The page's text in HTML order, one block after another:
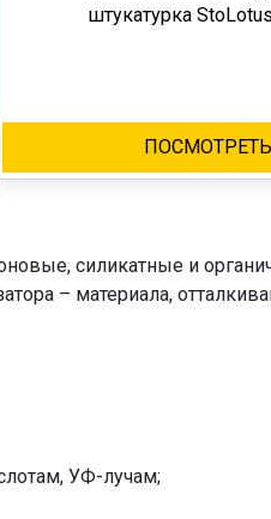
штукатурка
ПОСМОТРЕТЬ
силикатные и
– материала,
УФ-лучам;